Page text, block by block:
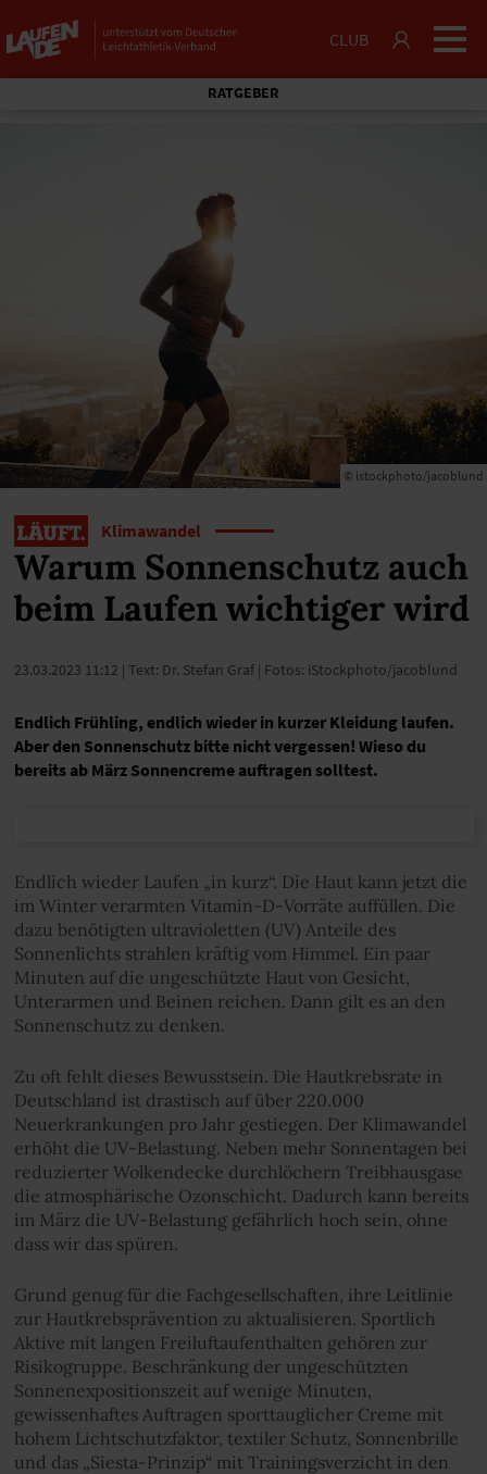
CLUB
RATGEBER
© istockphoto/jacoblund
Klimawandel
Warum Sonnenschutz auch
beim Laufen wichtiger wird
23.03.2023 11:12 | Text: Dr. Stefan Graf | Fotos: iStockphoto/jacoblund
Endlich Frühling, endlich wieder in kurzer Kleidung laufen.
Aber den Sonnenschutz bitte nicht vergessen! Wieso du
bereits ab März Sonnencreme auftragen solltest.
Endlich wieder Laufen „in kurz“. Die Haut kann jetzt die
im Winter verarmten Vitamin-D-Vorräte auffüllen. Die
dazu benötigten ultravioletten (UV) Anteile des
Sonnenlichts strahlen kräftig vom Himmel. Ein paar
Minuten auf die ungeschützte Haut von Gesicht,
Unterarmen und Beinen reichen. Dann gilt es an den
Sonnenschutz zu denken.
Zu oft fehlt dieses Bewusstsein. Die Hautkrebsrate in
Deutschland ist drastisch auf über 220.000
Neuerkrankungen pro Jahr gestiegen. Der Klimawandel
erhöht die UV-Belastung. Neben mehr Sonnentagen bei
reduzierter Wolkendecke durchlöchern Treibhausgase
die atmosphärische Ozonschicht. Dadurch kann bereits
im März die UV-Belastung gefährlich hoch sein, ohne
dass wir das spüren.
Grund genug für die Fachgesellschaften, ihre Leitlinie
zur Hautkrebsprävention zu aktualisieren. Sportlich
Aktive mit langen Freiluftaufenthalten gehören zur
Risikogruppe. Beschränkung der ungeschützten
Sonnenexpositionszeit auf wenige Minuten,
gewissenhaftes Auftragen sporttauglicher Creme mit
hohem Lichtschutzfaktor, textiler Schutz, Sonnenbrille
und das „Siesta-Prinzip“ mit Trainingsverzicht in den